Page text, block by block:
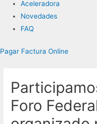
Aceleradora
Novedades
FAQ
Pagar Factura Online
Foro